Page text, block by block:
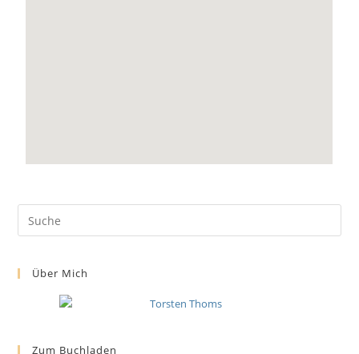
Über Mich
Zum Buchladen